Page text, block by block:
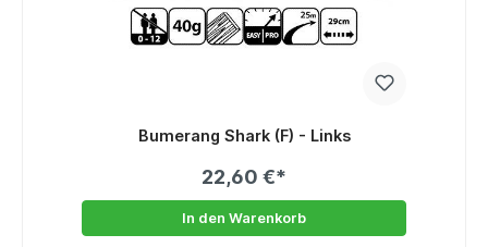
Bumerang Shark (F) - Links
22,60 €*
In den Warenkorb